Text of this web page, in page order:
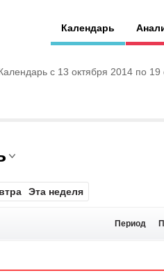
Календарь
с 13 октября 2014 по 19
Эта неделя
Период